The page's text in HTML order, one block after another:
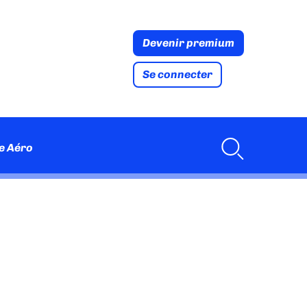
Devenir premium
Se connecter
Aéro